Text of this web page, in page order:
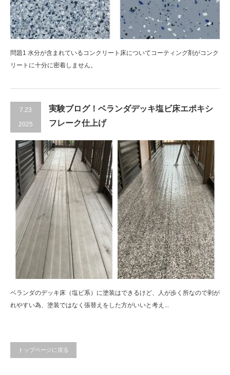
問題1 水分が含まれているコンクリート床についてコーティング剤がコンク
リートに十分に密着しません。
7.23
2025
実験ブログ！ベランダデッキ塩ビ床エポキシ
フレーク仕上げ
ベランダのデッキ床（塩ビ系）に塗装はできるけど、人が歩く所なので剥が
れやすい為、塗装ではなく張替えをした方がいいと考え...
トップページに戻る